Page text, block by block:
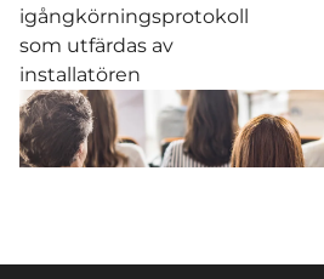
igångkörningsprotokoll
som utfärdas av
installatören